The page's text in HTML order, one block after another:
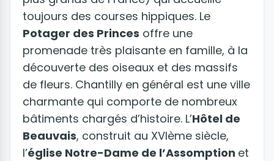
toujours des courses hippiques. Le
Potager des Princes offre une
promenade très plaisante en famille, à la
découverte des oiseaux et des massifs
de fleurs. Chantilly en général est une ville
charmante qui comporte de nombreux
bâtiments chargés d’histoire. L’Hôtel de
Beauvais, construit au XVIème siècle,
l’église Notre-Dame de l’Assomption et